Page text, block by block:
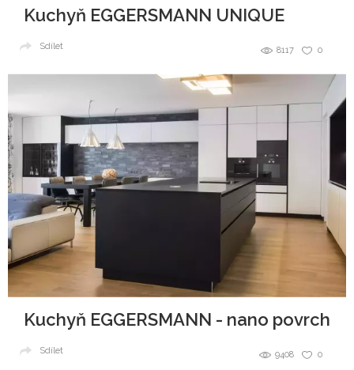
Kuchyň EGGERSMANN UNIQUE
0
8117
Sdílet
Kuchyň EGGERSMANN - nano povrch
0
9408
Sdílet